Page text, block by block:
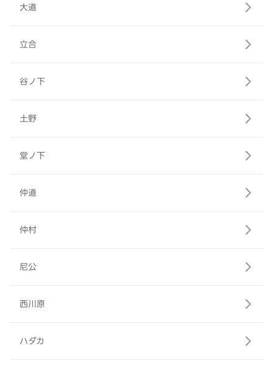
大道
立合
谷ノ下
土野
堂ノ下
仲道
仲村
尼公
西川原
ハダカ